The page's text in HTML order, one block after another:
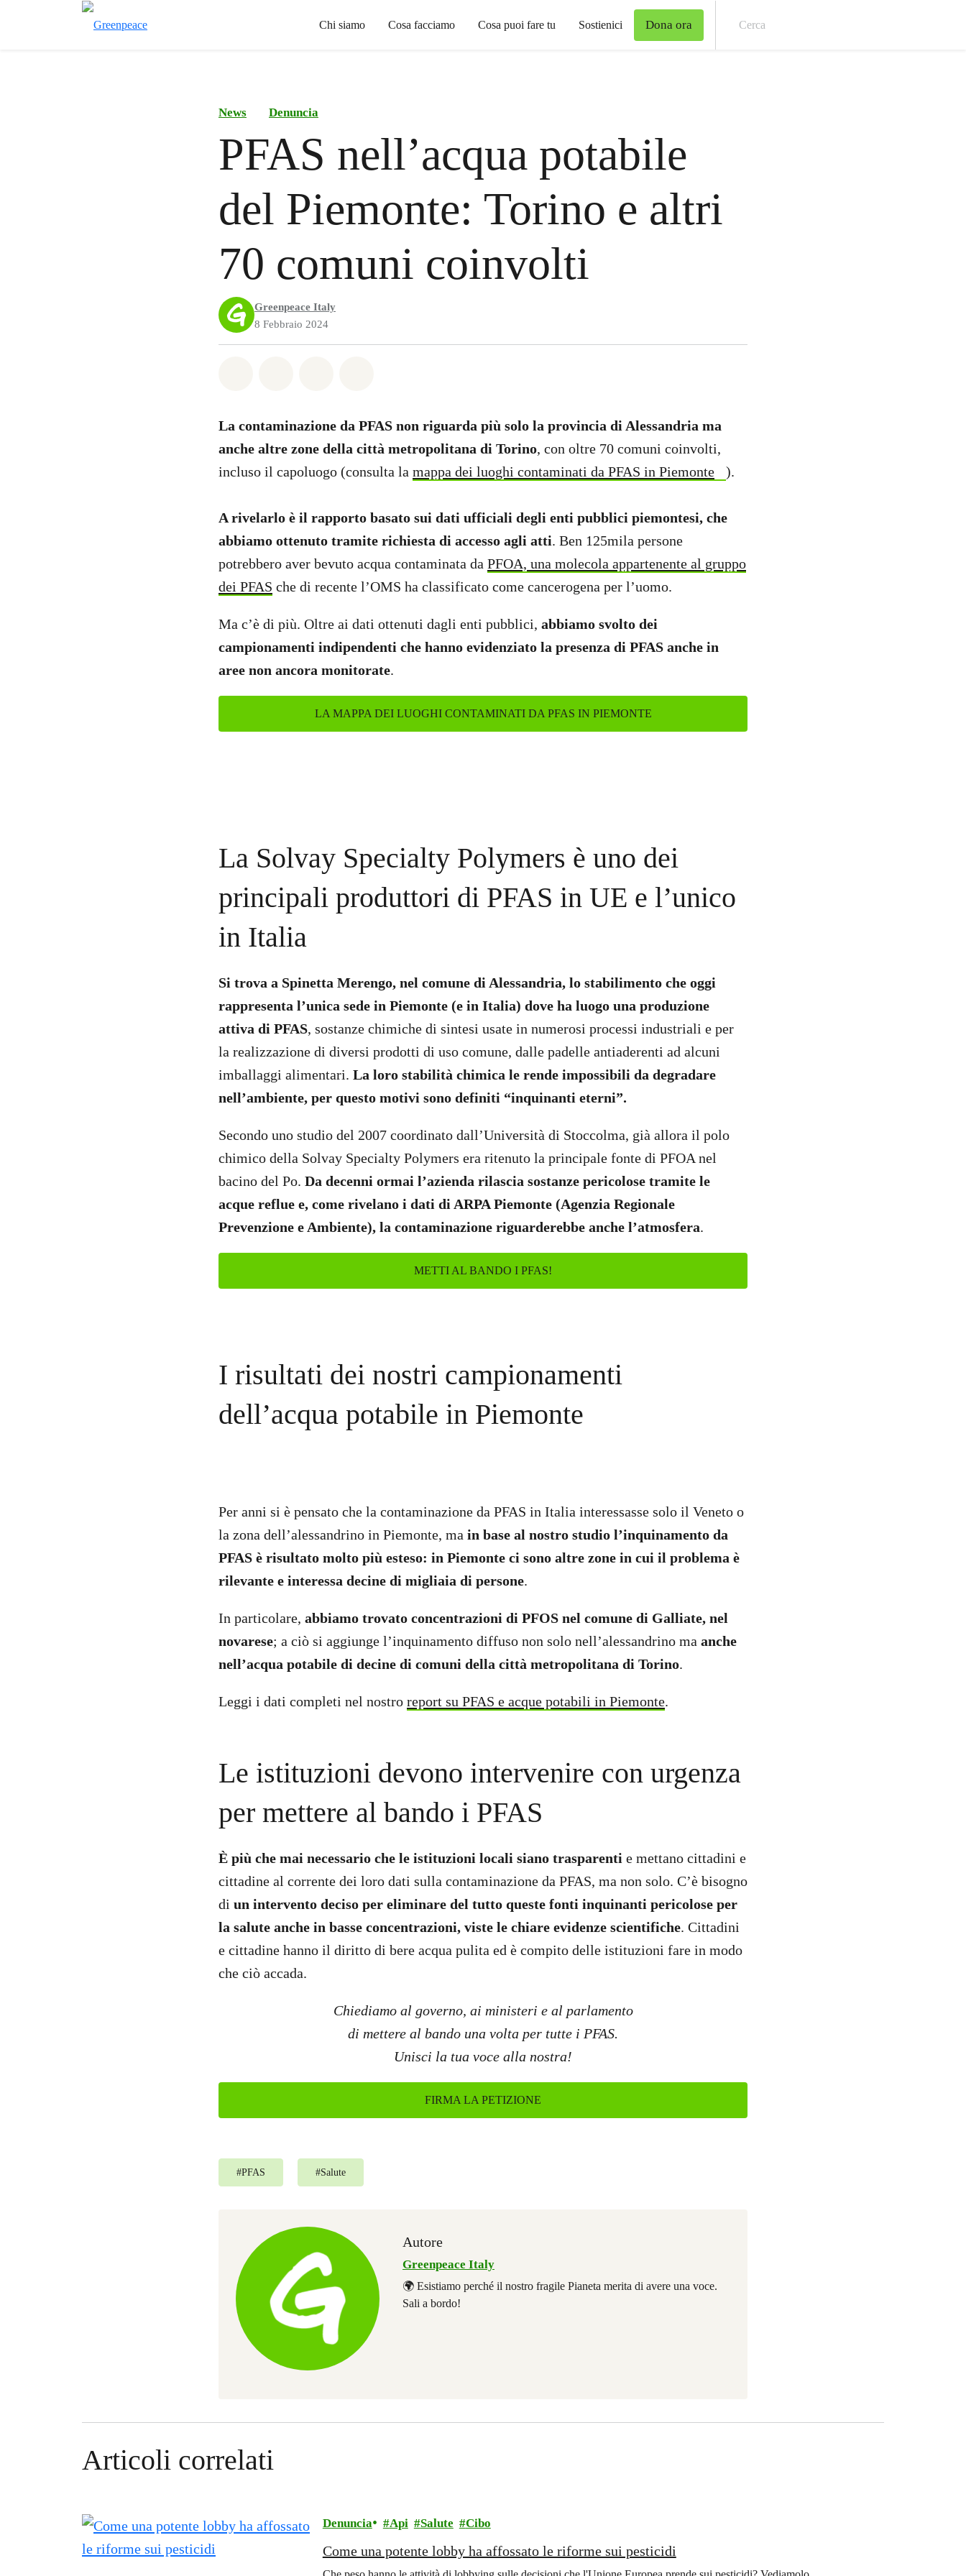
Chi siamo Cosa facciamo Cosa puoi fare tu Sostienici Dona ora
News Denuncia
PFAS nell’acqua potabile
del Piemonte: Torino e altri
70 comuni coinvolti
Greenpeace Italy
8 Febbraio 2024
La contaminazione da PFAS non riguarda più solo la provincia di Alessandria ma
anche altre zone della città metropolitana di Torino, con oltre 70 comuni coinvolti,
incluso il capoluogo (consulta la mappa dei luoghi contaminati da PFAS in Piemonte ).
A rivelarlo è il rapporto basato sui dati ufficiali degli enti pubblici piemontesi, che
abbiamo ottenuto tramite richiesta di accesso agli atti. Ben 125mila persone
potrebbero aver bevuto acqua contaminata da PFOA, una molecola appartenente al gruppo
dei PFAS che di recente l’OMS ha classificato come cancerogena per l’uomo.
Ma c’è di più. Oltre ai dati ottenuti dagli enti pubblici, abbiamo svolto dei
campionamenti indipendenti che hanno evidenziato la presenza di PFAS anche in
aree non ancora monitorate.
LA MAPPA DEI LUOGHI CONTAMINATI DA PFAS IN PIEMONTE
La Solvay Specialty Polymers è uno dei
principali produttori di PFAS in UE e l’unico
in Italia
Si trova a Spinetta Merengo, nel comune di Alessandria, lo stabilimento che oggi
rappresenta l’unica sede in Piemonte (e in Italia) dove ha luogo una produzione
attiva di PFAS, sostanze chimiche di sintesi usate in numerosi processi industriali e per
la realizzazione di diversi prodotti di uso comune, dalle padelle antiaderenti ad alcuni
imballaggi alimentari. La loro stabilità chimica le rende impossibili da degradare
nell’ambiente, per questo motivi sono definiti “inquinanti eterni”.
Secondo uno studio del 2007 coordinato dall’Università di Stoccolma, già allora il polo
chimico della Solvay Specialty Polymers era ritenuto la principale fonte di PFOA nel
bacino del Po. Da decenni ormai l’azienda rilascia sostanze pericolose tramite le
acque reflue e, come rivelano i dati di ARPA Piemonte (Agenzia Regionale
Prevenzione e Ambiente), la contaminazione riguarderebbe anche l’atmosfera.
METTI AL BANDO I PFAS!
I risultati dei nostri campionamenti
dell’acqua potabile in Piemonte
Per anni si è pensato che la contaminazione da PFAS in Italia interessasse solo il Veneto o
la zona dell’alessandrino in Piemonte, ma in base al nostro studio l’inquinamento da
PFAS è risultato molto più esteso: in Piemonte ci sono altre zone in cui il problema è
rilevante e interessa decine di migliaia di persone.
In particolare, abbiamo trovato concentrazioni di PFOS nel comune di Galliate, nel
novarese; a ciò si aggiunge l’inquinamento diffuso non solo nell’alessandrino ma anche
nell’acqua potabile di decine di comuni della città metropolitana di Torino.
Leggi i dati completi nel nostro report su PFAS e acque potabili in Piemonte.
Le istituzioni devono intervenire con urgenza
per mettere al bando i PFAS
È più che mai necessario che le istituzioni locali siano trasparenti e mettano cittadini e
cittadine al corrente dei loro dati sulla contaminazione da PFAS, ma non solo. C’è bisogno
di un intervento deciso per eliminare del tutto queste fonti inquinanti pericolose per
la salute anche in basse concentrazioni, viste le chiare evidenze scientifiche. Cittadini
e cittadine hanno il diritto di bere acqua pulita ed è compito delle istituzioni fare in modo
che ciò accada.
Chiediamo al governo, ai ministeri e al parlamento
di mettere al bando una volta per tutte i PFAS.
Unisci la tua voce alla nostra!
FIRMA LA PETIZIONE
#PFAS #Salute
Autore
Greenpeace Italy
🌍 Esistiamo perché il nostro fragile Pianeta merita di avere una voce.
Sali a bordo!
Articoli correlati
Denuncia Api Salute Cibo
Come una potente lobby ha affossato le riforme sui pesticidi